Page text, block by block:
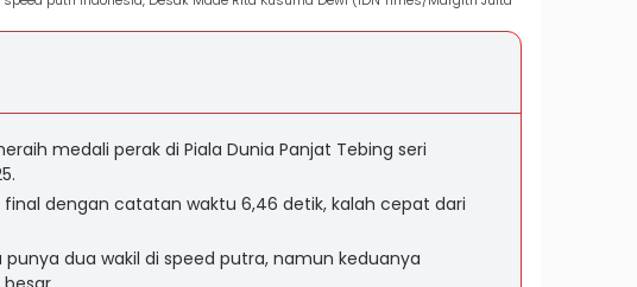
medali perak di Piala Dunia Panjat Tebing seri
final dengan catatan waktu 6,46 detik, kalah cepat dari
punya dua wakil di speed putra, namun keduanya